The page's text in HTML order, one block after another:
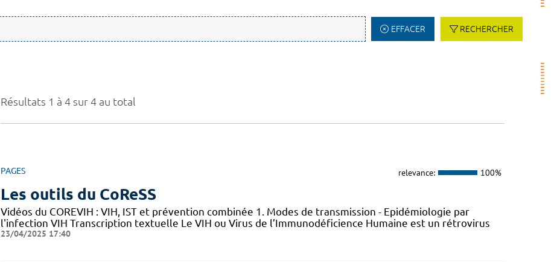
EFFACER RECHERCHER
Résultats 1 à 4 sur 4 au total
PAGES relevance: 100%
Les outils du CoReSS
Vidéos du COREVIH : VIH, IST et prévention combinée 1. Modes de transmission - Epidémiologie par
l'infection VIH Transcription textuelle Le VIH ou Virus de l’Immunodéficience Humaine est un rétrovirus
23/04/2025 17:40